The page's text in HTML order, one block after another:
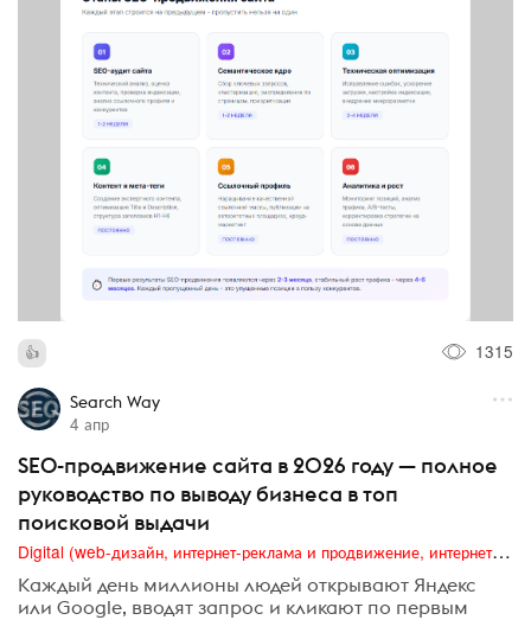
1315
Search Way
4 апр
SEO-продвижение сайта в 2026 году — полное
руководство по выводу бизнеса в топ
поисковой выдачи
Digital (web-дизайн, интернет-реклама и продвижение, интернет-сообщества и блоги, интернет-коммуникации, мобильный маркетинг, реклама на цифровых экранах)
Каждый день миллионы людей открывают Яндекс
или Google, вводят запрос и кликают по первым